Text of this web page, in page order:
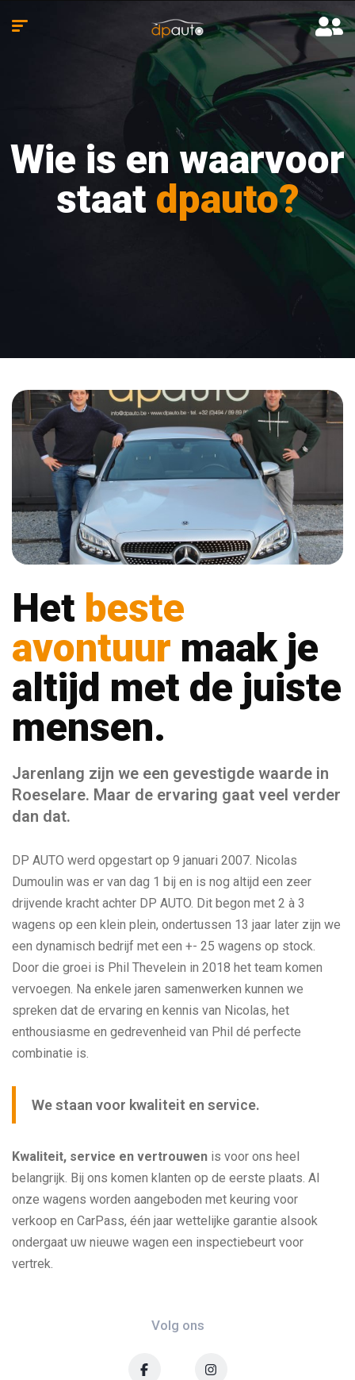
Wie is en waarvoor
staat dpauto?
Het beste
avontuur maak je
altijd met de juiste
mensen.
Jarenlang zijn we een gevestigde waarde in
Roeselare. Maar de ervaring gaat veel verder
dan dat.
DP AUTO werd opgestart op 9 januari 2007. Nicolas
Dumoulin was er van dag 1 bij en is nog altijd een zeer
drijvende kracht achter DP AUTO. Dit begon met 2 à 3
wagens op een klein plein, ondertussen 13 jaar later zijn we
een dynamisch bedrijf met een +- 25 wagens op stock.
Door die groei is Phil Thevelein in 2018 het team komen
vervoegen. Na enkele jaren samenwerken kunnen we
spreken dat de ervaring en kennis van Nicolas, het
enthousiasme en gedrevenheid van Phil dé perfecte
combinatie is.
We staan voor kwaliteit en service.
Kwaliteit, service en vertrouwen is voor ons heel
belangrijk. Bij ons komen klanten op de eerste plaats. Al
onze wagens worden aangeboden met keuring voor
verkoop en CarPass, één jaar wettelijke garantie alsook
ondergaat uw nieuwe wagen een inspectiebeurt voor
vertrek.
Volg ons